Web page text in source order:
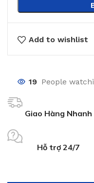
Add to wishlist
19 People
Giao Hàng Nhanh
Hỗ trợ 24/7